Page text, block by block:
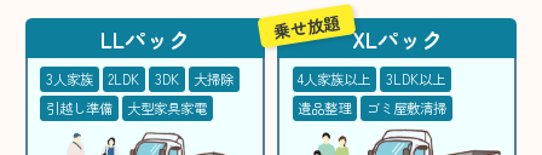
LLパック
3人家族 2LDK 3DK
大掃除
引越し準備
大型家具家電
XLパック
4人家族以上
3LDK以上
遺品整理
ゴミ屋敷清掃
乗せ放題